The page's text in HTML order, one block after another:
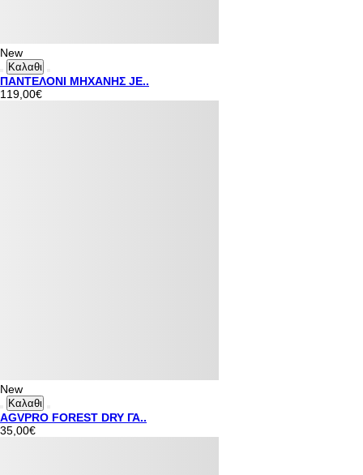
New
Καλαθι
ΠΑΝΤΕΛΟΝΙ ΜΗΧΑΝΗΣ JE..
119,00€
New
Καλαθι
AGVPRO FOREST DRY ΓΑ..
35,00€